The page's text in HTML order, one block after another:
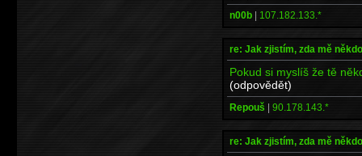
n00b | 107.182.133.*
re: Jak zjistím, zda mě
Pokud si myslíš že tě
(odpovědět)
Repouš | 90.178.143.*
re: Jak zjistím, zda mě